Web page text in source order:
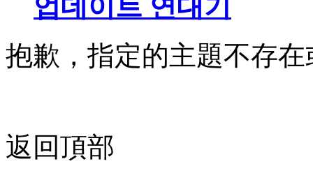
업데이트 연대기
抱歉，指定的主題不存
返回頂部